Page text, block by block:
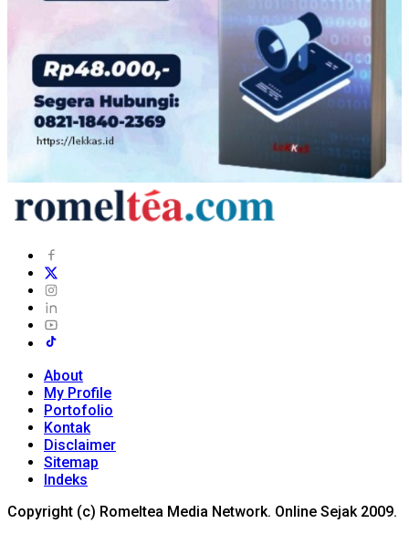
About
My Profile
Portofolio
Kontak
Disclaimer
Sitemap
Indeks
Copyright (c) Romeltea Media Network. Online Sejak 2009.